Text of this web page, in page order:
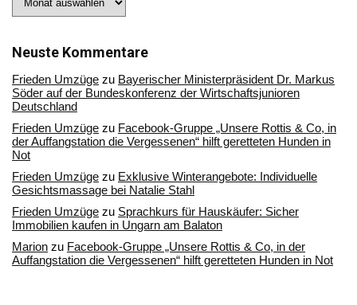
Sie
Archiv
Neuste Kommentare
Frieden Umzüge zu Bayerischer Ministerpräsident Dr. Markus
Söder auf der Bundeskonferenz der Wirtschaftsjunioren
Deutschland
Frieden Umzüge zu Facebook-Gruppe „Unsere Rottis & Co, in
der Auffangstation die Vergessenen“ hilft geretteten Hunden in
Not
Frieden Umzüge zu Exklusive Winterangebote: Individuelle
Gesichtsmassage bei Natalie Stahl
Frieden Umzüge zu Sprachkurs für Hauskäufer: Sicher
Immobilien kaufen in Ungarn am Balaton
Marion zu Facebook-Gruppe „Unsere Rottis & Co, in der
Auffangstation die Vergessenen“ hilft geretteten Hunden in Not